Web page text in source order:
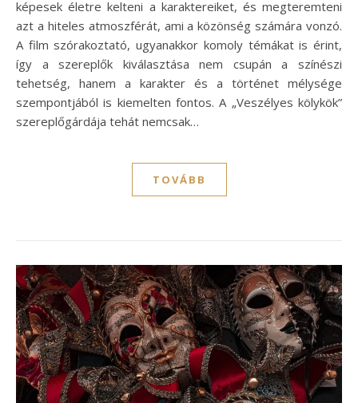
képesek életre kelteni a karaktereiket, és megteremteni
azt a hiteles atmoszférát, ami a közönség számára vonzó.
A film szórakoztató, ugyanakkor komoly témákat is érint,
így a szereplők kiválasztása nem csupán a színészi
tehetség, hanem a karakter és a történet mélysége
szempontjából is kiemelten fontos. A „Veszélyes kölykök”
szereplőgárdája tehát nemcsak…
TOVÁBB